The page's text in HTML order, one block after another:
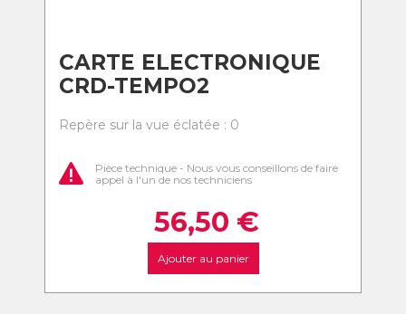
CARTE ELECTRONIQUE
CRD-TEMPO2
Repère sur la vue éclatée : 0
Pièce technique - Nous vous conseillons de faire
appel à l'un de nos techniciens
56,50 €
Ajouter au panier